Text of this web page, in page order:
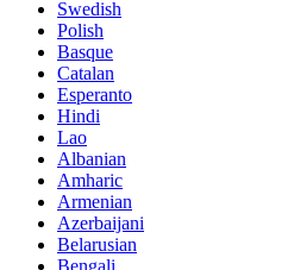
Swedish
Polish
Basque
Catalan
Esperanto
Hindi
Lao
Albanian
Amharic
Armenian
Azerbaijani
Belarusian
Bengali